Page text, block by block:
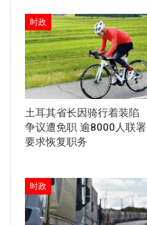
时政
土耳其省长因骑行着装陷
争议遭免职 逾8000人联署
要求恢复职务
时政